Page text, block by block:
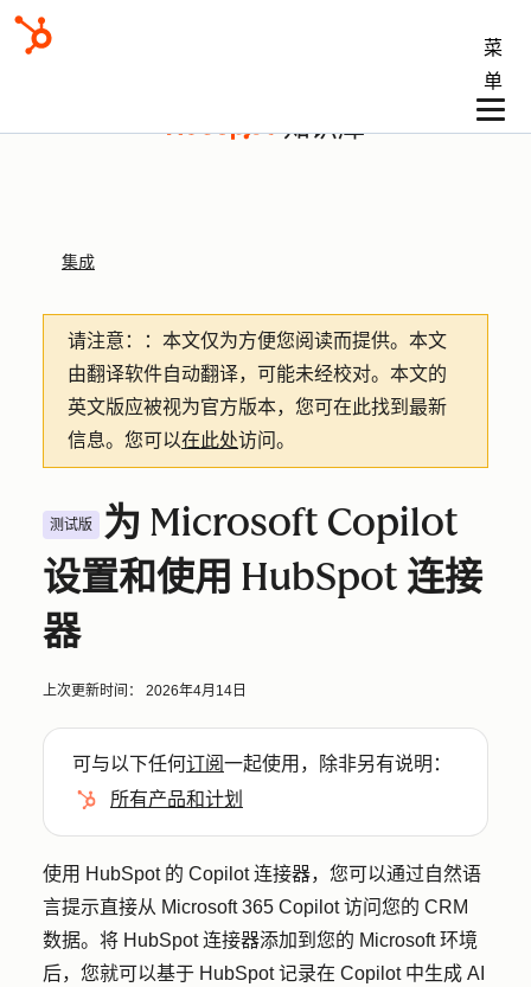
菜
单
知识库
集成
请注意： ：本文仅为方便您阅读而提供。 本文
由翻译软件自动翻译，可能未经校对。本文的
英文版应被视为官方版本，您可在此找到最新
信息。您可以在此处访问。
测试版
为 Microsoft Copilot
设置和使用 HubSpot 连接
器
上次更新时间： 2026年4月14日
可与以下任何订阅一起使用，除非另有说明：
所有产品和计划
使用 HubSpot 的 Copilot 连接器，您可以通过自然语
言提示直接从 Microsoft 365 Copilot 访问您的 CRM
数据。将 HubSpot 连接器添加到您的 Microsoft 环境
后，您就可以基于 HubSpot 记录在 Copilot 中生成 AI